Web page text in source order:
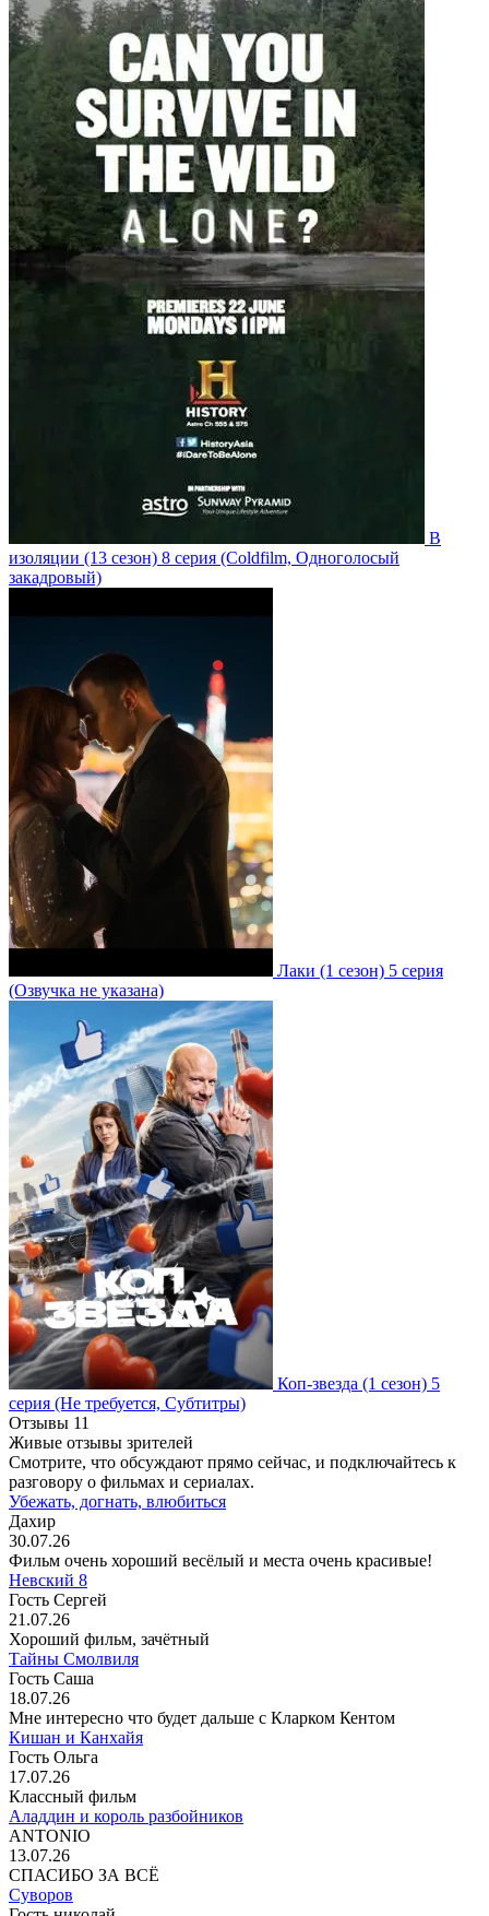
В
изоляции (13 сезон) 8 серия (Coldfilm, Одноголосый
закадровый)
Лаки (1 сезон) 5 серия
(Озвучка не указана)
Коп-звезда (1 сезон) 5
серия (Не требуется, Субтитры)
Отзывы 11
Живые отзывы зрителей
Смотрите, что обсуждают прямо сейчас, и подключайтесь к
разговору о фильмах и сериалах.
Убежать, догнать, влюбиться
Дахир
30.07.26
Фильм очень хороший весёлый и места очень красивые!
Невский 8
Гость Сергей
21.07.26
Хороший фильм, зачётный
Тайны Смолвиля
Гость Саша
18.07.26
Мне интересно что будет дальше с Кларком Кентом
Кишан и Канхайя
Гость Ольга
17.07.26
Классный фильм
Аладдин и король разбойников
ANTONIO
13.07.26
СПАСИБО ЗА ВСЁ
Суворов